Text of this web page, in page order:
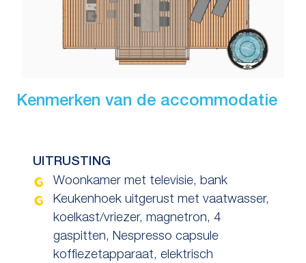
Kenmerken van de accommodatie
UITRUSTING
Woonkamer met televisie, bank
Keukenhoek uitgerust met vaatwasser,
koelkast/vriezer, magnetron, 4
gaspitten, Nespresso capsule
koffiezetapparaat, elektrisch